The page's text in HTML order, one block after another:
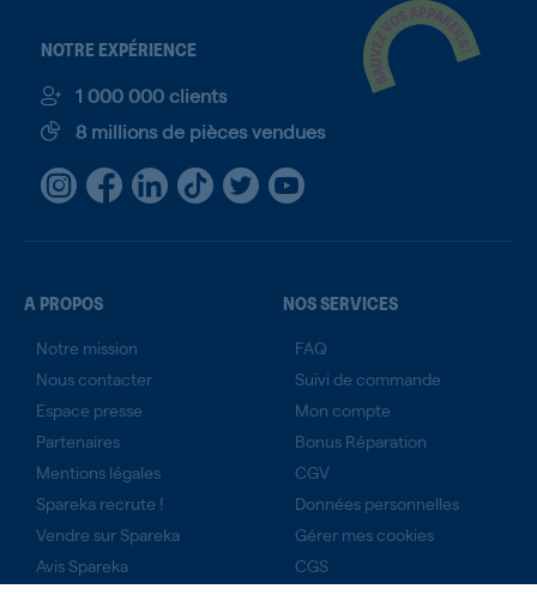
NOTRE EXPÉRIENCE
1 000 000 clients
8 millions de pièces vendues
A PROPOS
Notre mission
Nous contacter
Espace presse
Partenaires
Mentions légales
Spareka recrute !
Vendre sur Spareka
Avis Spareka
NOS SERVICES
FAQ
Suivi de commande
Mon compte
Bonus Réparation
CGV
Données personnelles
Gérer mes cookies
CGS